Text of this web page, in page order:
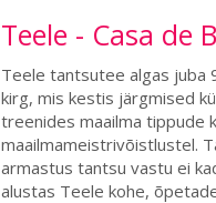
Teele - Casa de
Teele tantsutee algas juba
kirg, mis kestis järgmised
treenides maailma tippude
maailmameistrivõistlustel.
armastus tantsu vastu ei
alustas Teele kohe,